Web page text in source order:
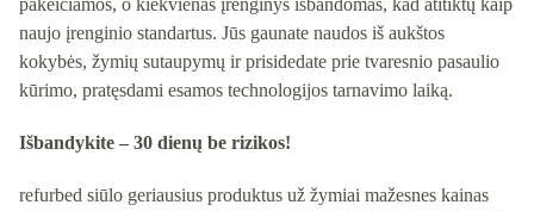
pakeičiamos, o kiekvienas įrenginys išbandomas, kad atitiktų kaip
naujo įrenginio standartus. Jūs gaunate naudos iš aukštos
kokybės, žymių sutaupymų ir prisidedate prie tvaresnio pasaulio
kūrimo, pratęsdami esamos technologijos tarnavimo laiką.
Išbandykite – 30 dienų be rizikos!
refurbed siūlo geriausius produktus už žymiai mažesnes kainas